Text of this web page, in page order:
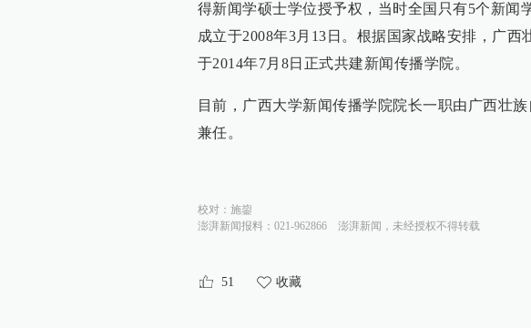
得新闻学硕士学位授予权，当时全国只有5个新闻
成立于2008年3月13日。根据国家战略安排，广
于2014年7月8日正式共建新闻传播学院。
目前，广西大学新闻传播学院院长一职由广西壮
兼任。
校对： 施鋆
澎湃新闻报料：021-962866
澎湃新闻，未经授权不得转载
51 收藏